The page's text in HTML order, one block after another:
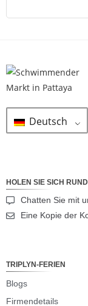
Deutsch
HOLEN SIE SICH
Chatten Sie mit
Eine Kopie der
TRIPLYN-FERIEN
Blogs
Firmendetails